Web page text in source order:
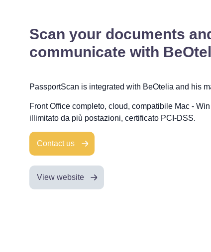
Scan your documents
communicate with
PassportScan is integrated with BeOtelia and his
Front Office completo, cloud, compatibile Mac -
illimitato da più postazioni, certificato PCI-DSS.
Contact us
View website